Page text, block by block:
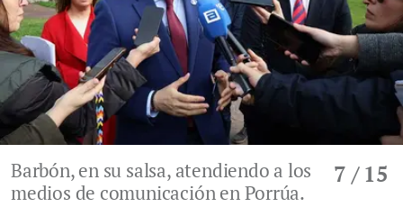
7 / 15
Barbón, en su salsa, atendiendo a los
medios de comunicación en Porrúa.